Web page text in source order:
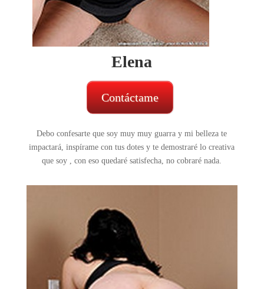
Elena
Contáctame
Debo confesarte que soy muy muy guarra y mi belleza te
impactará, inspírame con tus dotes y te demostraré lo creativa
que soy , con eso quedaré satisfecha, no cobraré nada.